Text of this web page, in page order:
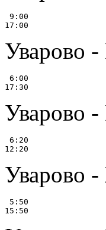
9:00
Уварово
6:00
Уварово
6:20
Уварово
5:50